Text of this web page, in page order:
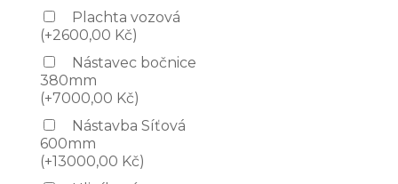
Plachta vozová
(+2600,00 Kč)
Nástavec bočnice
380mm
(+7000,00 Kč)
Nástavba Síťová
600mm
(+13000,00 Kč)